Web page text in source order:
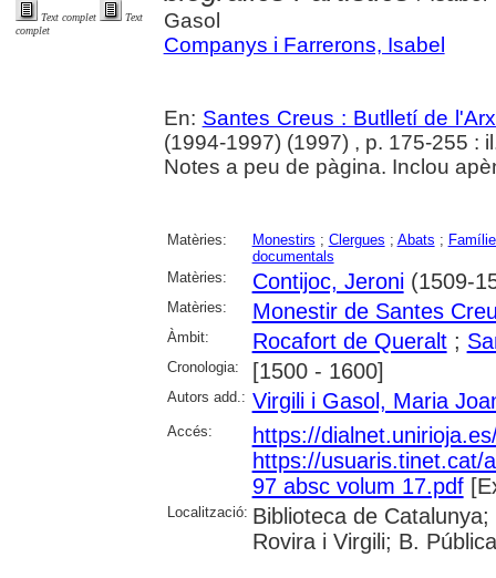
Text complet
Text
complet
Gasol
Companys i Farrerons, Isabel
En: Santes Creus : Butlletí de
(1994-1997) (1997) , p. 175-255 :
Notes a peu de pàgina. Inclou
Matèries: Monestirs ; Clergues ; Abats ;
documentals
Matèries:
Contijoc, Jeroni(1509-
Matèries: Monestir de Santes
Àmbit: Rocafort de Queralt;
Cronologia: [1500 - 1600]
Autors add.: Virgili i Gasol, Maria
Accés:
https://
https://usuaris.tinet.cat/
97 absc volum 17.pdf
Localització: Biblioteca de
Rovira i Virgili; B.